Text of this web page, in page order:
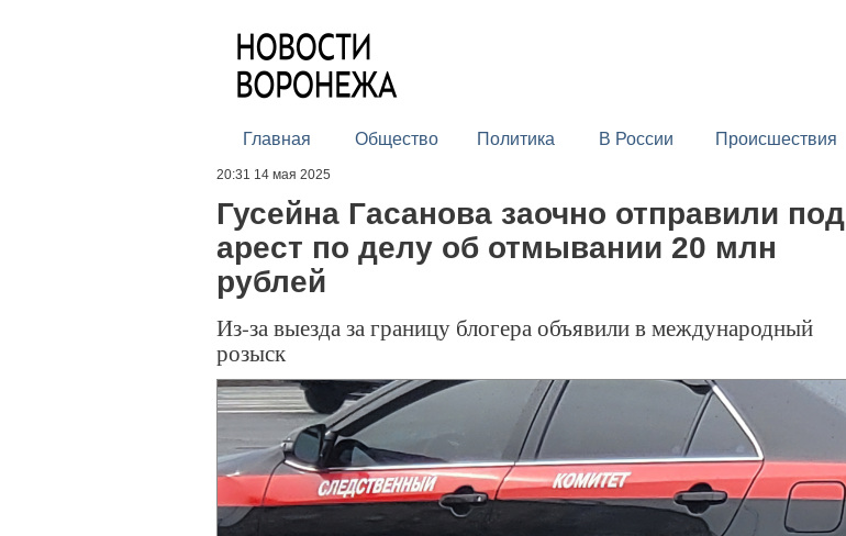
Главная Общество Политика В России Происшествия
20:31 14 мая 2025
Гусейна Гасанова заочно отправили под
арест по делу об отмывании 20 млн
рублей
Из-за выезда за границу блогера объявили в международный
розыск